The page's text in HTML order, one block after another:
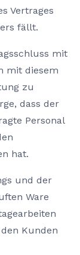
Vertrages
fällt.
mit
mit diesem
zu
dass der
Personal
hat.
und der
Ware
Kunden